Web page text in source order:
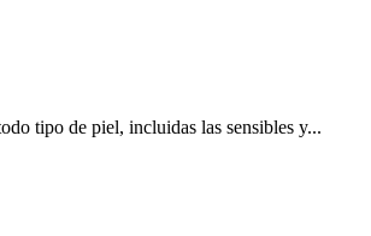
tipo de piel, incluidas las sensibles y...